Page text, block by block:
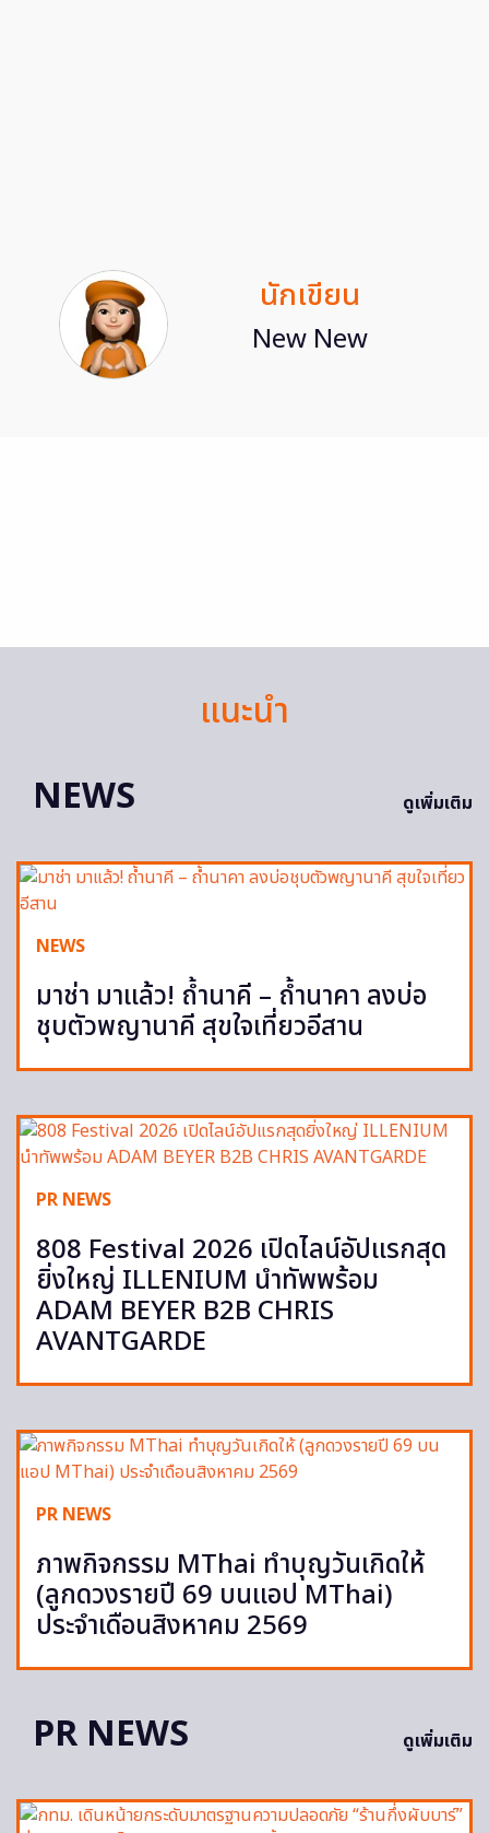
นักเขียน
New New
แนะนำ
NEWS
ดูเพิ่มเติม
NEWS
มาช่า มาแล้ว! ถ้ำนาคี – ถ้ำนาคา ลงบ่อ
ชุบตัวพญานาคี สุขใจเที่ยวอีสาน
PR NEWS
808 Festival 2026 เปิดไลน์อัปแรกสุด
ยิ่งใหญ่ ILLENIUM นำทัพพร้อม
ADAM BEYER B2B CHRIS
AVANTGARDE
PR NEWS
ภาพกิจกรรม MThai ทำบุญวันเกิดให้
(ลูกดวงรายปี 69 บนแอป MThai)
ประจำเดือนสิงหาคม 2569
PR NEWS ดูเพิ่มเติม